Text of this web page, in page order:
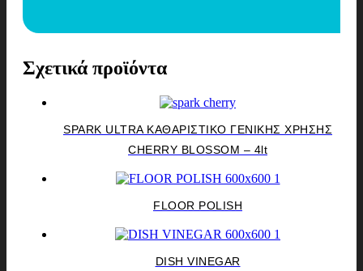
Σχετικά προϊόντα
SPARK ULTRA ΚΑΘΑΡΙΣΤΙΚΟ ΓΕΝΙΚΗΣ ΧΡΗΣΗΣ
CHERRY BLOSSOM – 4lt
FLOOR POLISH
DISH VINEGAR